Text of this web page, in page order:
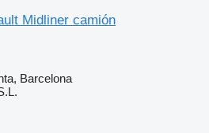
Midliner camión
Barcelona